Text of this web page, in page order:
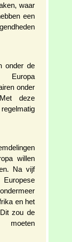
waar
een
onder de
Europa
onder
deze
willen
Na vijf
en het
zou de